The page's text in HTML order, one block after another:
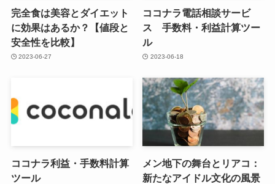
完全食は美容とダイエット
に効果はあるか？【値段と
安全性を比較】
2023-06-27
ココナラ電話相談サービ
ス 手数料・利益計算ツー
ル
2023-06-18
ココナラ利益・手数料計算
ツール
メン地下の舞台とリアコ：
新たなアイドル文化の風景